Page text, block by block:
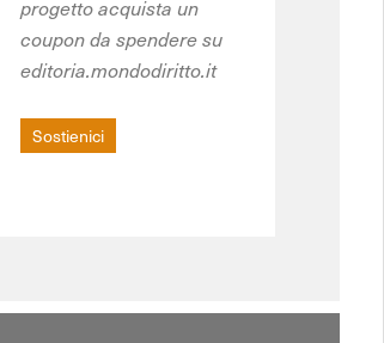
progetto acquista un
coupon da spendere su
editoria.mondodiritto.it
Sostienici